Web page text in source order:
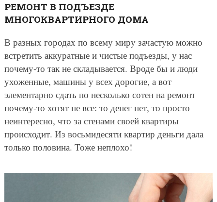
РЕМОНТ В ПОДЪЕЗДЕ
МНОГОКВАРТИРНОГО ДОМА
В разных городах по всему миру зачастую можно
встретить аккуратные и чистые подъезды, у нас
почему-то так не складывается. Вроде бы и люди
ухоженные, машины у всех дорогие, а вот
элементарно сдать по несколько сотен на ремонт
почему-то хотят не все: то денег нет, то просто
неинтересно, что за стенами своей квартиры
происходит. Из восьмидесяти квартир деньги дала
только половина. Тоже неплохо!